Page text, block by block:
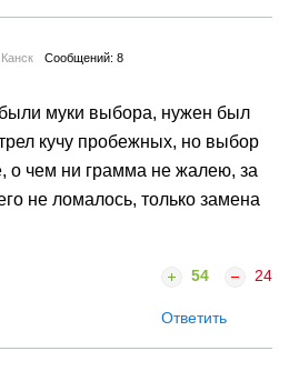
Канск Сообщений: 8
муки выбора, нужен был
кучу пробежных, но выбор
о чем ни грамма не жалею, за
не ломалось, только замена
54 24
Ответить